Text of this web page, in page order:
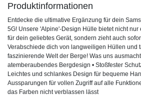
Produktinformationen
Entdecke die ultimative Ergänzung für dein
5G! Unsere 'Alpine'-Design Hülle bietet nicht
für dein geliebtes Gerät, sondern zieht auch
Verabschiede dich von langweiligen Hüllen und
faszinierende Welt der Berge! Was uns
atemberaubendes Bergdesign • Stoßfester
Leichtes und schlankes Design für bequeme
Aussparungen für vollen Zugriff auf alle
das Farben nicht verblassen lässt